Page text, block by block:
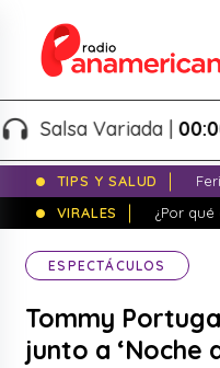
Salsa Variada |
TIPS Y SALUD
VIRALES
¿Por
ESPECTÁCULOS
Tommy
junto a ‘Noche